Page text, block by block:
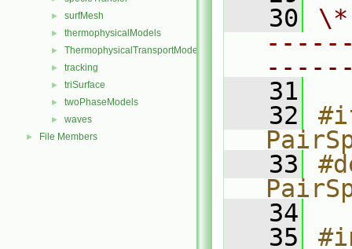
► surfMesh
► thermophysicalModels
► ThermophysicalTransportModels
► tracking
► triSurface
► twoPhaseModels
► waves
► File Members
   30
   31
   32
   33
   34
   35